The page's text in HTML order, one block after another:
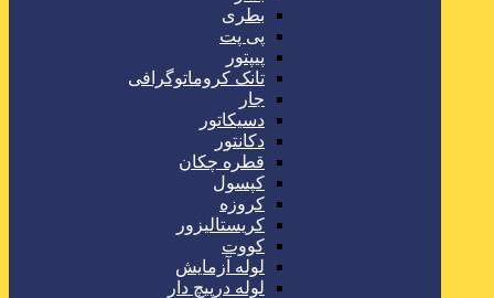
بطری
پی پت
پیپتور
تانک کروماتوگرافی
جار
دسیکاتور
دکانتور
قطره چکان
کپسول
کروزه
کریستالیزور
کووت
لوله آزمایش
لوله درپیچ دار